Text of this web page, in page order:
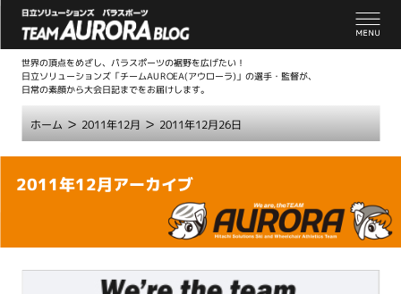
世界の頂点をめざし、パラスポーツの裾野を広げたい！
日立ソリューションズ「チームAUROEA(アウローラ)」の選手・監督が、
日常の素顔から大会日記までをお届けします。
ホーム > 2011年12月 > 2011年12月26日
本
2011年12月アーカイブ